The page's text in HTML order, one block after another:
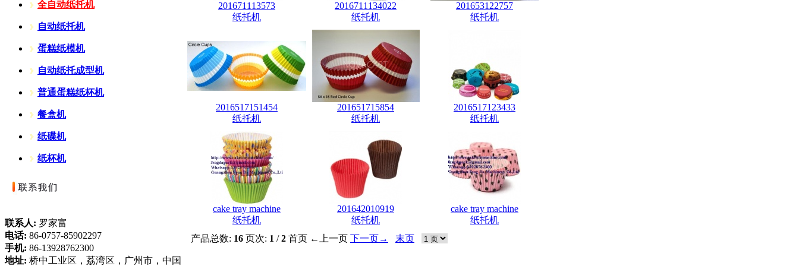
全自动纸托机
自动纸托机
蛋糕纸模机
自动纸托成型机
普通蛋糕纸杯机
餐盒机
纸碟机
纸杯机
联系人: 罗家富
电话: 86-0757-85902297
手机: 86-13928762300
地址: 桥中工业区，荔湾区，广州市，中国
201671113573
纸托机
2016711134022
纸托机
201653122757
纸托机
2016517151454
纸托机
201651715854
纸托机
2016517123433
纸托机
cake tray machine
纸托机
201642010919
纸托机
cake tray machine
纸托机
产品总数: 16 页次: 1 /2 首页 ←上一页 下一页→ 末页